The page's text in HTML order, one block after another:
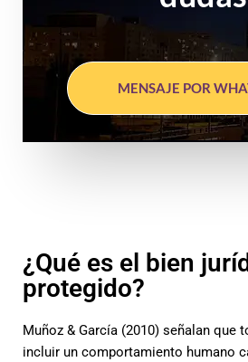
MENSAJE POR
¿Qué es el bien
protegido?
Muñoz & García (2010) señalan que
incluir un comportamiento humano